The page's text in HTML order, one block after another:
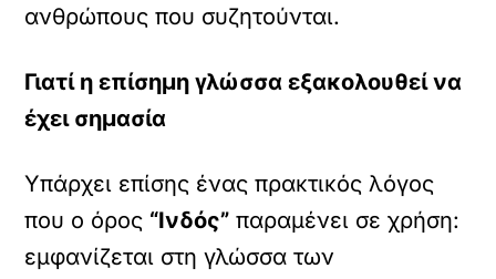
ανθρώπους που συζητούνται.
Γιατί η επίσημη γλώσσα εξακολουθεί να
έχει σημασία
Υπάρχει επίσης ένας πρακτικός λόγος
που ο όρος “Ινδός” παραμένει σε χρήση:
εμφανίζεται στη γλώσσα των